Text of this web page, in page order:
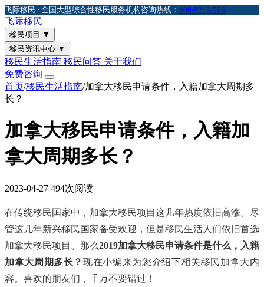
飞际移民 · 全国大型综合性移民服务机构咨询热线： 400-8213-596
飞际移民
移民项目 ▼
移民资讯中心 ▼
移民生活指南 移民问答 关于我们
免费咨询
首页/移民生活指南/加拿大移民申请条件，入籍加拿大周期多
长？
加拿大移民申请条件，入籍加
拿大周期多长？
2023-04-27 494次阅读
在传统移民国家中，加拿大移民项目这几年热度依旧高涨。尽
管这几年新兴移民国家备受欢迎，但是移民生活人们依旧首选
加拿大移民项目。那么2019加拿大移民申请条件是什么，入籍
加拿大周期多长？现在小编来为您介绍下相关移民加拿大内
容。喜欢的朋友们，千万不要错过！